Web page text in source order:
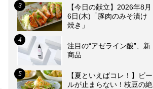
【今日の献立】2026年8月
6日(木)「豚肉のみそ漬け
焼き」
注目の“アゼライン酸”、新
商品
【夏といえばコレ！】ビー
ルが止まらない！枝豆の絶